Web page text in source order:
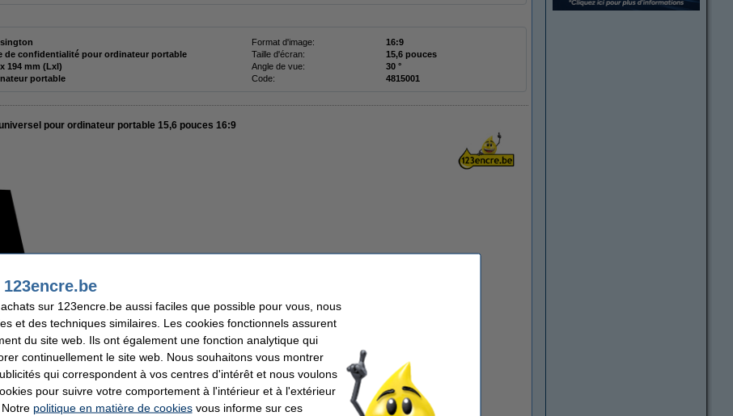
Format d'image:
16:9
de confidentialité pour ordinateur portable Taille d'écran:
15,6 pouces
345 x 194 mm (Lxl) Angle de vue:
30 °
portable Code: 4815001
pour ordinateur portable 15,6 pouces 16:9
agrandir
En stock
Livré demain
Commander
sur 123encre.be aussi faciles que possible pour vous, nous
et des techniques similaires. Les cookies fonctionnels assurent
du site web. Ils ont également une fonction analytique qui
continuellement le site web. Nous souhaitons vous montrer
qui correspondent à vos centres d'intérêt et nous voulons
pour suivre votre comportement à l'intérieur et à l'extérieur
politique en matière de cookiesvous informe sur ces